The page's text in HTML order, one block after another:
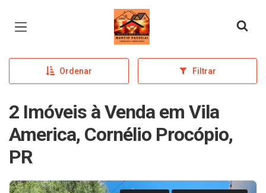
Página inicial
Ordenar Filtrar
2 Imóveis à Venda em Vila
America, Cornélio Procópio,
PR